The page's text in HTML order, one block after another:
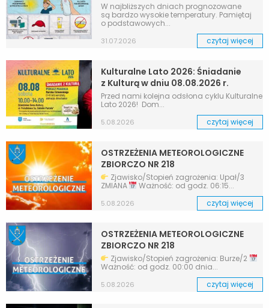
W najbliższych dniach prognozowane
są bardzo wysokie temperatury. Pamiętaj
o podstawowych...
31.07.2026 czytaj więcej
Kulturalne Lato 2026: Śniadanie
z Kulturą w dniu 08.08.2026 r.
Przed nami kolejna odsłona cyklu Kulturalne
Lato 2026! Dom...
5.08.2026 czytaj więcej
OSTRZEŻENIA METEOROLOGICZNE
ZBIORCZO NR 218
Zjawisko/Stopień zagrożenia: Upał/3
ZMIANA
Ważność: od godz. 06:15...
5.08.2026 czytaj więcej
OSTRZEŻENIA METEOROLOGICZNE
ZBIORCZO NR 218
Zjawisko/Stopień zagrożenia: Burze/2
Ważność: od godz. 00:00 dnia...
5.08.2026 czytaj więcej